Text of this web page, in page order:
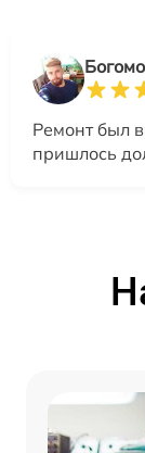
Ремонт был
пришлось